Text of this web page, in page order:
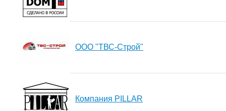
ООО "ТВС-Строй"
Компания PILLAR